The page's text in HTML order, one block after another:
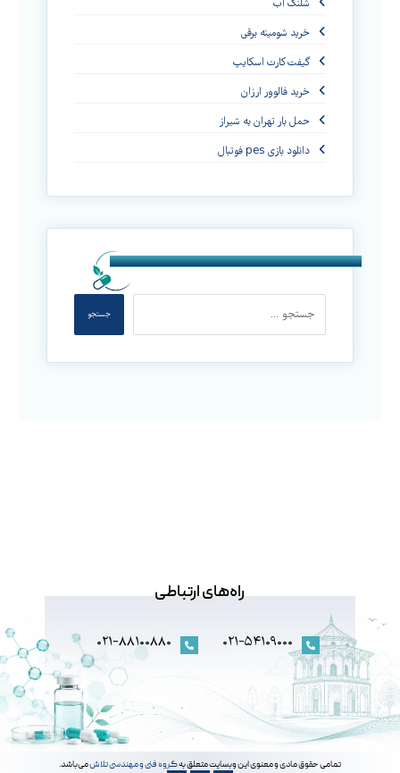
شلنگ آب
خرید شومینه برقی
گیفت کارت اسکایپ
خرید فالوور ارزان
حمل بار تهران به شیراز
دانلود بازی pes فوتبال
جستجو
راه‌های ارتباطی
۰۲۱-۵۴۱۰۹۰۰۰ ۰۲۱-۸۸۱۰۰۸۸۰
تمامی حقوق مادی و معنوی این وبسایت متعلق بهگروه فنی و مهندسی تلاشمی‌باشد.